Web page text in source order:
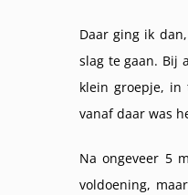
Daar ging ik
slag te gaan. Bij
klein groepje, in
vanaf daar was
Na ongeveer 5
voldoening,